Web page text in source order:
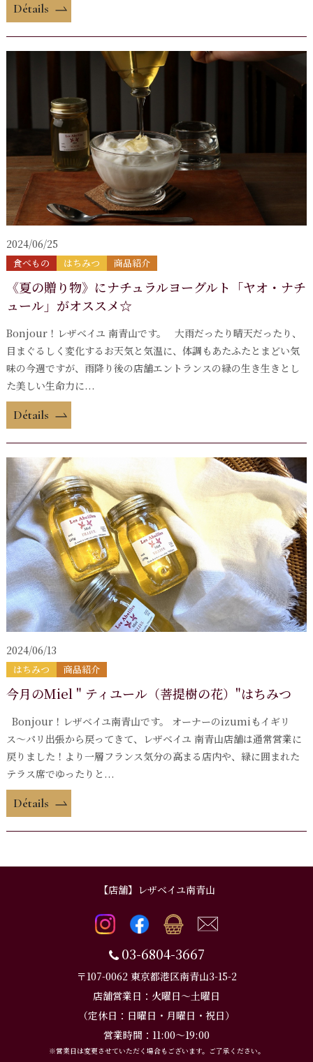
Détails
2024/06/25
食べもの はちみつ 商品紹介
《夏の贈り物》にナチュラルヨーグルト「ヤオ・ナチ
ュール」がオススメ☆
Bonjour！レザベイユ 南青山です。 大雨だったり晴天だったり、
目まぐるしく変化するお天気と気温に、体調もあたふたとまどい気
味の今週ですが、雨降り後の店舗エントランスの緑の生き生きとし
た美しい生命力に...
Détails
2024/06/13
はちみつ 商品紹介
今月のMiel " ティユール（菩提樹の花）"はちみつ
Bonjour！レザベイユ南青山です。 オーナーのizumiもイギリ
ス〜パリ出張から戻ってきて、レザベイユ 南青山店舗は通常営業に
戻りました！より一層フランス気分の高まる店内や、緑に囲まれた
テラス席でゆったりと...
Détails
【店舗】レザベイユ南青山
03-6804-3667
〒107-0062 東京都港区南青山3-15-2
店舗営業日：火曜日～土曜日
（定休日：日曜日・月曜日・祝日）
営業時間：11:00～19:00
※営業日は変更させていただく場合もございます。ご了承ください。